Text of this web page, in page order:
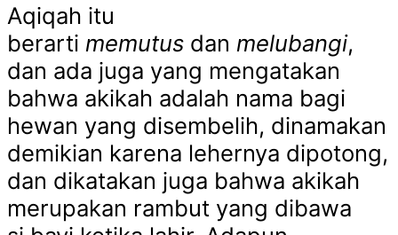
Aqiqah itu
berarti memutus dan melubangi,
dan ada juga yang mengatakan
bahwa akikah adalah nama bagi
hewan yang disembelih, dinamakan
demikian karena lehernya dipotong,
dan dikatakan juga bahwa akikah
merupakan rambut yang dibawa